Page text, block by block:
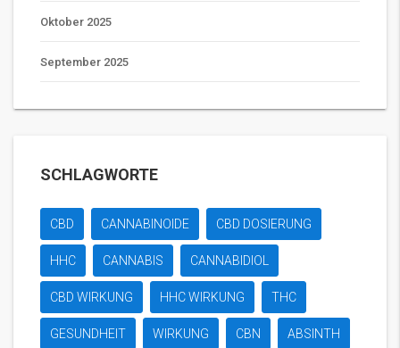
Oktober 2025
September 2025
SCHLAGWORTE
CBD CANNABINOIDE CBD DOSIERUNG
HHC CANNABIS CANNABIDIOL
CBD WIRKUNG HHC WIRKUNG THC
GESUNDHEIT WIRKUNG CBN ABSINTH